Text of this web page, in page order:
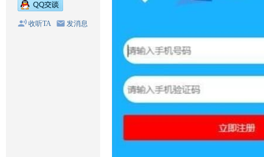
收听TA 发消息